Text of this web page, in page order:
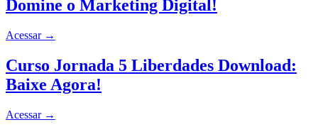
Domine o Marketing Digital!
Acessar →
Curso Jornada 5 Liberdades Download:
Baixe Agora!
Acessar →